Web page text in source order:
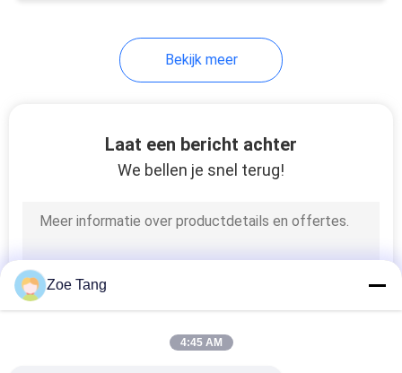
hoge mast lichtmast
Bekijk meer
Laat een bericht achter
We bellen je snel terug!
Zoe Tang
4:45 AM